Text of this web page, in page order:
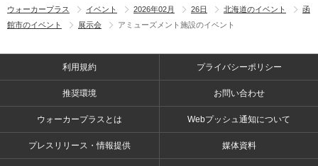
ウォーカープラス イベント 2026年02月 26日 北海道のイベント
函
館市のイベント
展示会 アミューズメント施設のイベント
利用規約 プライバシーポリシー
推奨環境 お問い合わせ
ウォーカープラスとは Webプッシュ通知について
プレスリリース・情報提供 媒体資料